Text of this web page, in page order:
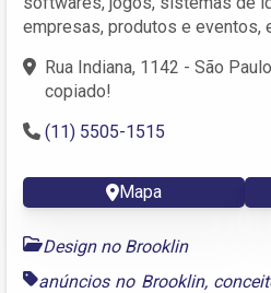
empresas, produtos e eventos,
Rua Indiana, 1142 - São
copiado!
(11) 5505-1515
Mapa
Design no Brooklin
anúncios no Brooklin,